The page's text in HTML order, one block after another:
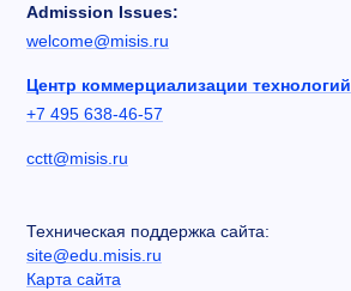
Admission Issues:
welcome@misis.ru
Центр коммерциализации технологий
+7 495 638-46-57
cctt@misis.ru
Техническая поддержка сайта:
site@edu.misis.ru
Карта сайта